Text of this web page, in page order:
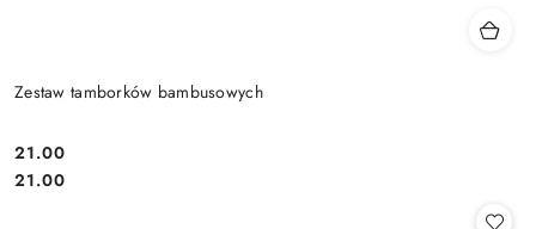
Zestaw tamborków bambusowych
Cena:
21.00
Cena:
21.00